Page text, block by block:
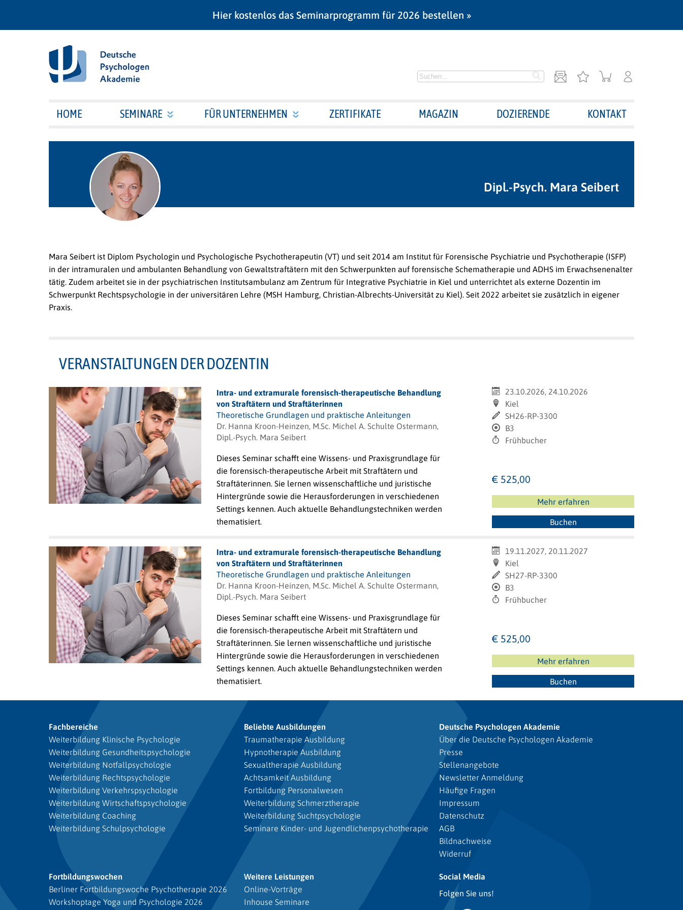
Hier kostenlos das Seminarprogramm für 2026 bestellen »
HOME SEMINARE FÜR UNTERNEHMEN ZERTIFIKATE MAGAZIN DOZIERENDE KONTAKT
Dipl.-Psych. Mara Seibert
Mara Seibert ist Diplom Psychologin und Psychologische Psychotherapeutin (VT) und seit 2014 am Institut für Forensische Psychiatrie und Psychotherapie (ISFP)
in der intramuralen und ambulanten Behandlung von Gewaltstraftätern mit den Schwerpunkten auf forensische Schematherapie und ADHS im Erwachsenenalter
tätig. Zudem arbeitet sie in der psychiatrischen Institutsambulanz am Zentrum für Integrative Psychiatrie in Kiel und unterrichtet als externe Dozentin im
Schwerpunkt Rechtspsychologie in der universitären Lehre (MSH Hamburg, Christian-Albrechts-Universität zu Kiel). Seit 2022 arbeitet sie zusätzlich in eigener
Praxis.
VERANSTALTUNGEN DER DOZENTIN
Intra- und extramurale forensisch-therapeutische Behandlung
von Straftätern und Straftäterinnen
Theoretische Grundlagen und praktische Anleitungen
Dr. Hanna Kroon-Heinzen, M.Sc. Michel A. Schulte Ostermann,
Dipl.-Psych. Mara Seibert
Dieses Seminar schafft eine Wissens- und Praxisgrundlage für
die forensisch-therapeutische Arbeit mit Straftätern und
Straftäterinnen. Sie lernen wissenschaftliche und juristische
Hintergründe sowie die Herausforderungen in verschiedenen
Settings kennen. Auch aktuelle Behandlungstechniken werden
thematisiert.
23.10.2026, 24.10.2026
Kiel
SH26-RP-3300
B3
Frühbucher
€ 525,00
Mehr erfahren
Buchen
Intra- und extramurale forensisch-therapeutische Behandlung
von Straftätern und Straftäterinnen
Theoretische Grundlagen und praktische Anleitungen
Dr. Hanna Kroon-Heinzen, M.Sc. Michel A. Schulte Ostermann,
Dipl.-Psych. Mara Seibert
Dieses Seminar schafft eine Wissens- und Praxisgrundlage für
die forensisch-therapeutische Arbeit mit Straftätern und
Straftäterinnen. Sie lernen wissenschaftliche und juristische
Hintergründe sowie die Herausforderungen in verschiedenen
Settings kennen. Auch aktuelle Behandlungstechniken werden
thematisiert.
19.11.2027, 20.11.2027
Kiel
SH27-RP-3300
B3
Frühbucher
€ 525,00
Mehr erfahren
Buchen
Fachbereiche
Weiterbildung Klinische Psychologie
Weiterbildung Gesundheitspsychologie
Weiterbildung Notfallpsychologie
Weiterbildung Rechtspsychologie
Weiterbildung Verkehrspsychologie
Weiterbildung Wirtschaftspsychologie
Weiterbildung Coaching
Weiterbildung Schulpsychologie
Beliebte Ausbildungen
Traumatherapie Ausbildung
Hypnotherapie Ausbildung
Sexualtherapie Ausbildung
Achtsamkeit Ausbildung
Fortbildung Personalwesen
Weiterbildung Schmerztherapie
Weiterbildung Suchtpsychologie
Seminare Kinder- und Jugendlichenpsychotherapie
Deutsche Psychologen Akademie
Über die Deutsche Psychologen Akademie
Presse
Stellenangebote
Newsletter Anmeldung
Häufige Fragen
Impressum
Datenschutz
AGB
Bildnachweise
Widerruf
Fortbildungswochen
Berliner Fortbildungswoche Psychotherapie 2026
Workshoptage Yoga und Psychologie 2026
Weitere Leistungen
Online-Vorträge
Inhouse Seminare
Social Media
Folgen Sie uns!